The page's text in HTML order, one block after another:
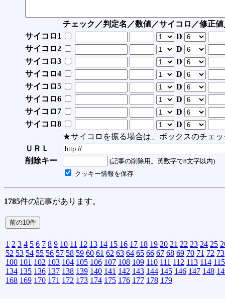
チェック／判定名／数値／サイコロ／修正
サイコロ1
D
サイコロ2
D
サイコロ3
D
サイコロ4
D
サイコロ5
D
サイコロ6
D
サイコロ7
D
サイコロ8
D
★サイコロを振る場合は、ボックスのチェッ
ＵＲＬ
削除キー
(記事の削除用。英数字で8文字以内)
クッキー情報を保存
1785件の記事があります。
1 2 3 4 5 6 7 8 9 10 11 12 13 14 15 16 17 18 19 20 21 22 23 24 25
52 53 54 55 56 57 58 59 60 61 62 63 64 65 66 67 68 69 70 71 72 73
100 101 102 103 104 105 106 107 108 109 110 111 112 113 114 115
134 135 136 137 138 139 140 141 142 143 144 145 146 147 148
168 169 170 171 172 173 174 175 176 177 178 179